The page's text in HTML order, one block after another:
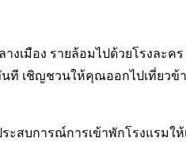
เมือง รายล้อมไปด้วยโรงละค
ที เชิญชวนให้คุณออกไปเที่ยวข้
สบการณ์การเข้าพักโรงแรมให้